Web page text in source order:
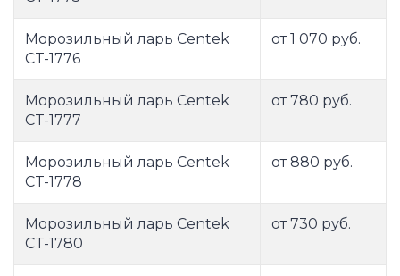
Морозильный ларь Centek
CT-1776
от 1 070 руб.
Морозильный ларь Centek
CT-1777
от 780 руб.
Морозильный ларь Centek
CT-1778
от 880 руб.
Морозильный ларь Centek
CT-1780
от 730 руб.